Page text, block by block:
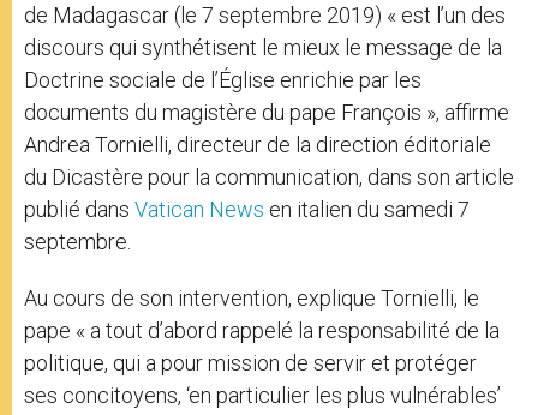
de Madagascar (le 7 septembre 2019) « est l’un des
discours qui synthétisent le mieux le message de la
Doctrine sociale de l’Église enrichie par les
documents du magistère du pape François », affirme
Andrea Tornielli, directeur de la direction éditoriale
du Dicastère pour la communication, dans son article
publié dans Vatican News en italien du samedi 7
septembre.
Au cours de son intervention, explique Tornielli, le
pape « a tout d’abord rappelé la responsabilité de la
politique, qui a pour mission de servir et protéger
ses concitoyens, ‘en particulier les plus vulnérables’